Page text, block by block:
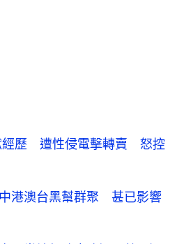
經歷 遭性侵電擊轉賣 怒控
港澳台黑幫群聚 甚已影響